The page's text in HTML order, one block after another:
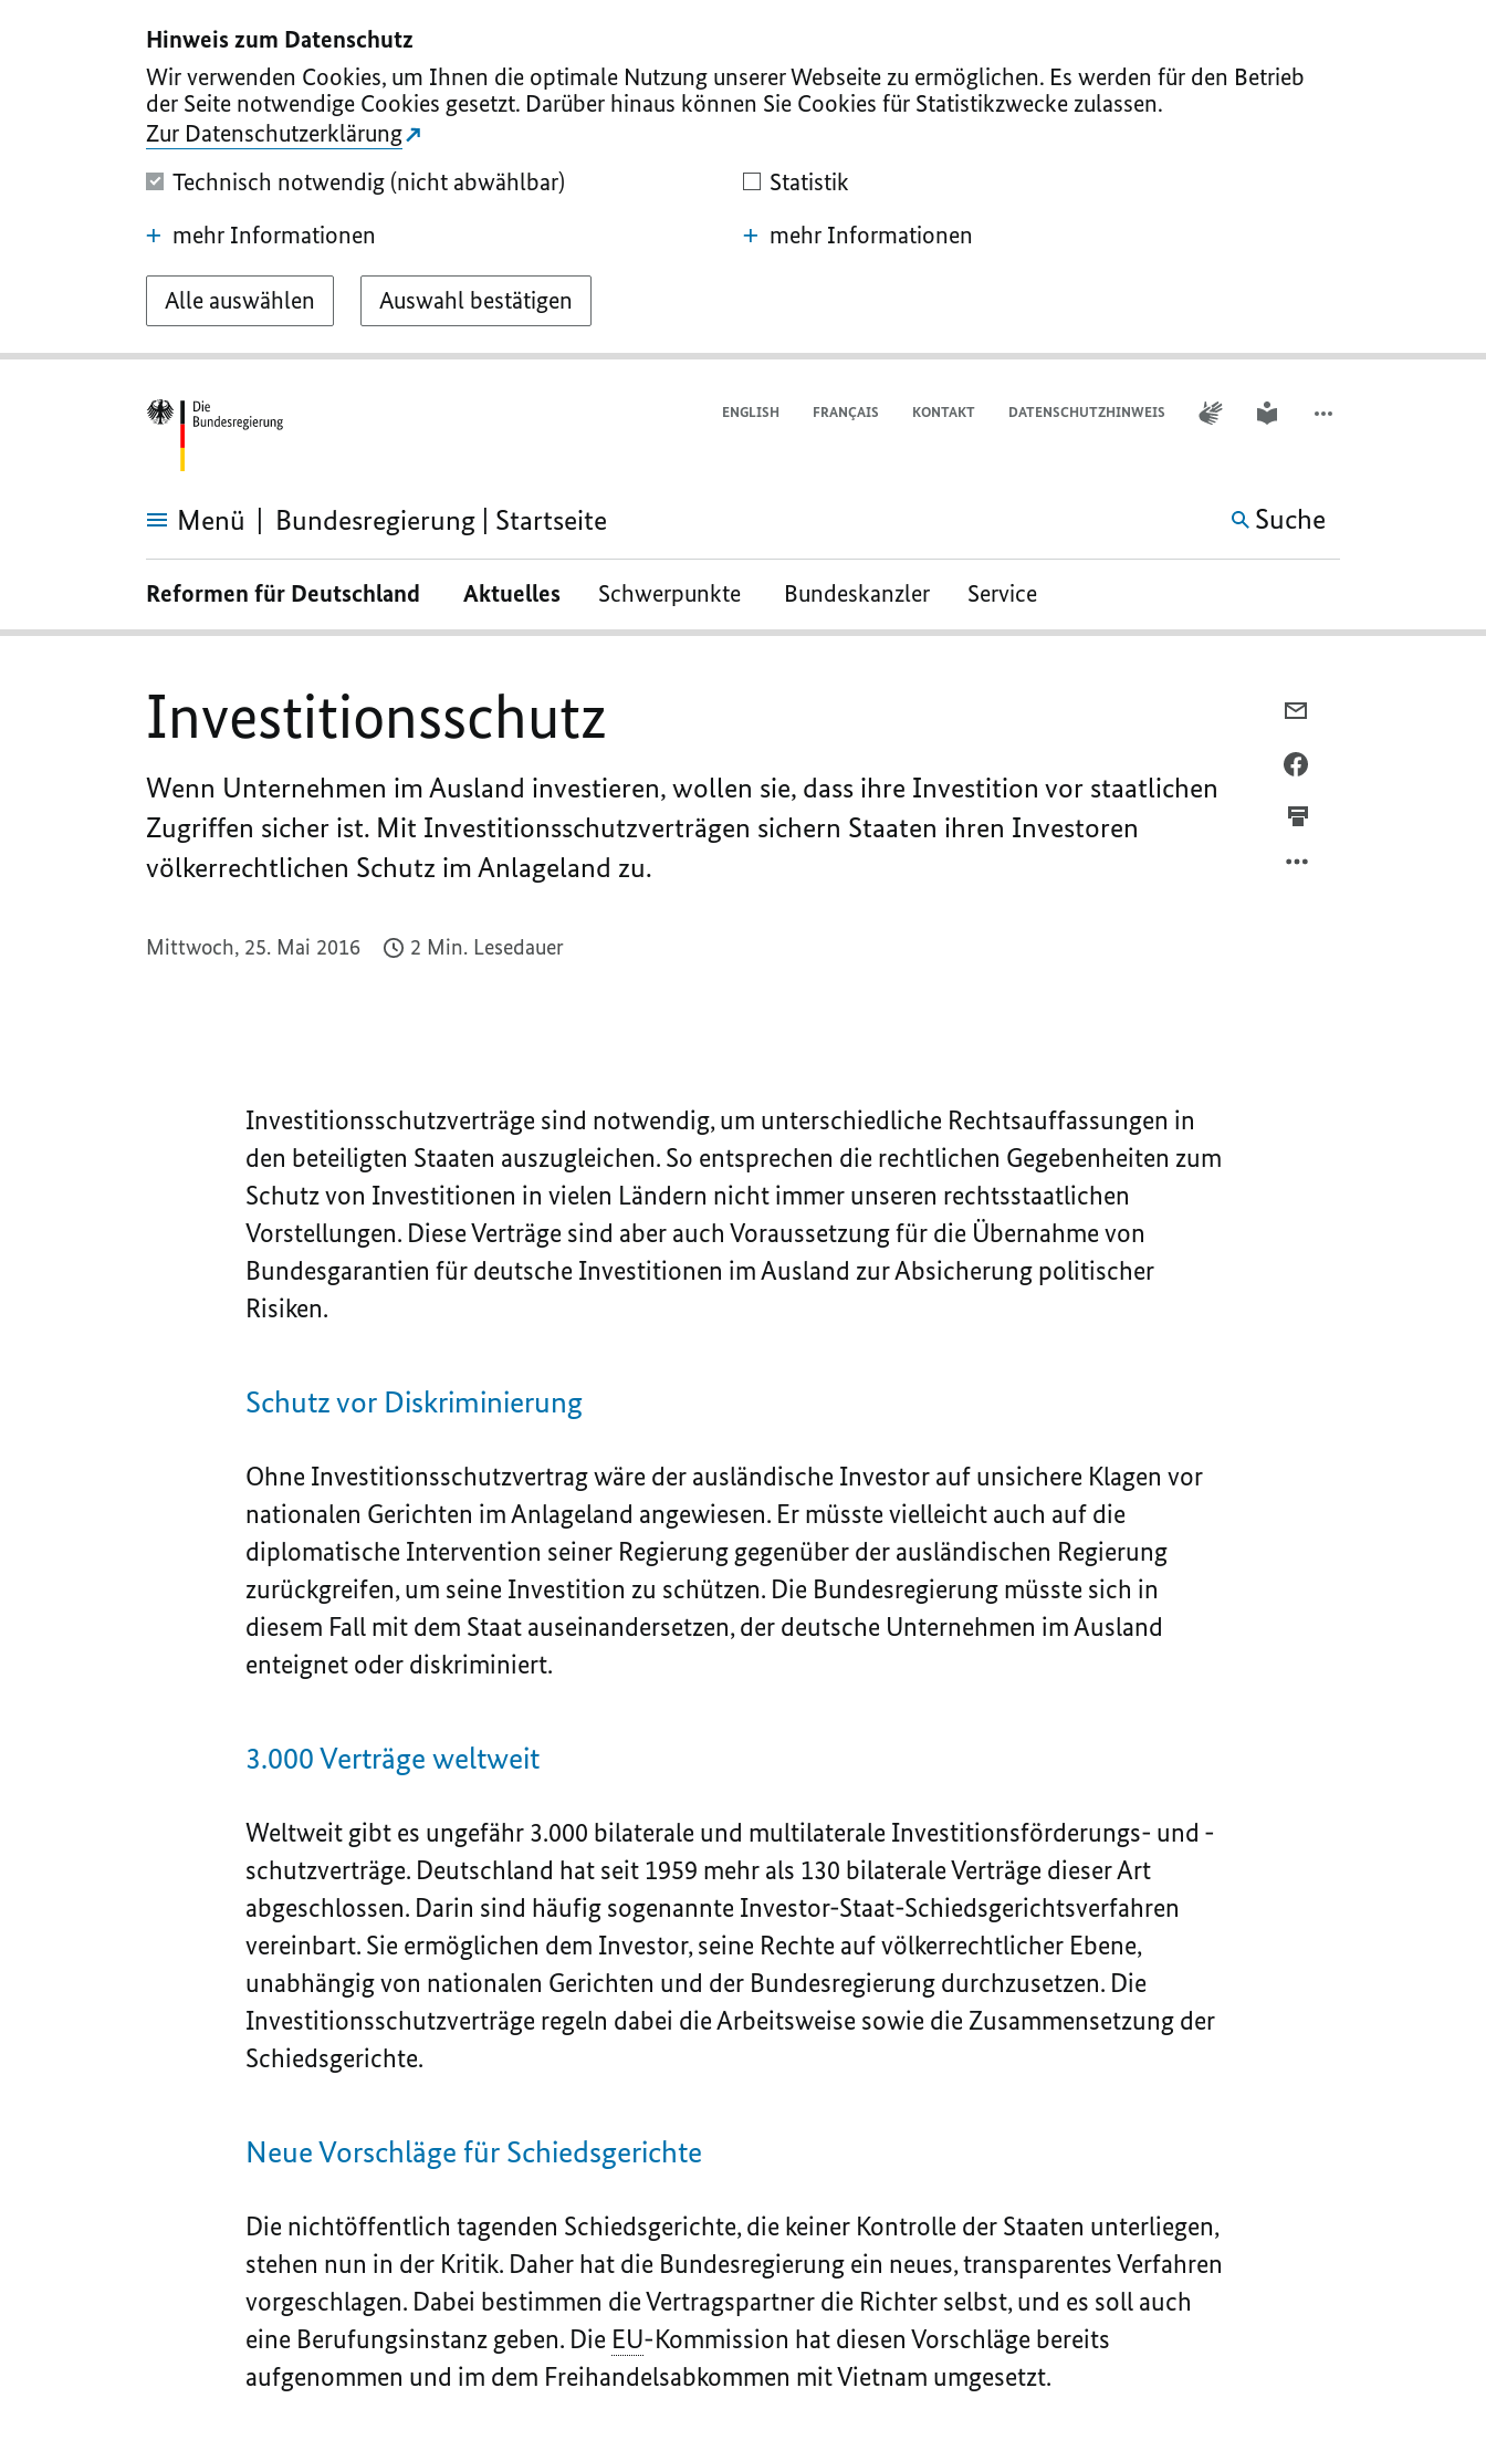
Hinweis zum Datenschutz
Wir verwenden Cookies, um Ihnen die optimale Nutzung unserer Webseite zu ermöglichen. Es werden für den Betrieb
der Seite notwendige Cookies gesetzt. Darüber hinaus können Sie Cookies für Statistikzwecke zulassen.
Zur Datenschutzerklärung
Technisch notwendig (nicht abwählbar)
mehr Informationen
Statistik
mehr Informationen
Alle auswählen Auswahl bestätigen
ENGLISH FRANÇAIS KONTAKT DATENSCHUTZHINWEIS GEBÄRDENSPRACHE
LEICHTE SPRACHE
Menü Bundesregierung | Startseite Suche
Investitionsschutz
Reformen für Deutschland Aktuelles Schwerpunkte Bundeskanzler Service
Investitionsschutz
Wenn Unternehmen im Ausland investieren, wollen sie, dass ihre Investition vor staatlichen
Zugriffen sicher ist. Mit Investitionsschutzverträgen sichern Staaten ihren Investoren
völkerrechtlichen Schutz im Anlageland zu.
Mittwoch, 25. Mai 2016 2 Min. Lesedauer
Investitionsschutzverträge sind notwendig, um unterschiedliche Rechtsauffassungen in
den beteiligten Staaten auszugleichen. So entsprechen die rechtlichen Gegebenheiten zum
Schutz von Investitionen in vielen Ländern nicht immer unseren rechtsstaatlichen
Vorstellungen. Diese Verträge sind aber auch Voraussetzung für die Übernahme von
Bundesgarantien für deutsche Investitionen im Ausland zur Absicherung politischer
Risiken.
Schutz vor Diskriminierung
Ohne Investitionsschutzvertrag wäre der ausländische Investor auf unsichere Klagen vor
nationalen Gerichten im Anlageland angewiesen. Er müsste vielleicht auch auf die
diplomatische Intervention seiner Regierung gegenüber der ausländischen Regierung
zurückgreifen, um seine Investition zu schützen. Die Bundesregierung müsste sich in
diesem Fall mit dem Staat auseinandersetzen, der deutsche Unternehmen im Ausland
enteignet oder diskriminiert.
3.000 Verträge weltweit
Weltweit gibt es ungefähr 3.000 bilaterale und multilaterale Investitionsförderungs- und -
schutzverträge. Deutschland hat seit 1959 mehr als 130 bilaterale Verträge dieser Art
abgeschlossen. Darin sind häufig sogenannte Investor-Staat-Schiedsgerichtsverfahren
vereinbart. Sie ermöglichen dem Investor, seine Rechte auf völkerrechtlicher Ebene,
unabhängig von nationalen Gerichten und der Bundesregierung durchzusetzen. Die
Investitionsschutzverträge regeln dabei die Arbeitsweise sowie die Zusammensetzung der
Schiedsgerichte.
Neue Vorschläge für Schiedsgerichte
Die nichtöffentlich tagenden Schiedsgerichte, die keiner Kontrolle der Staaten unterliegen,
stehen nun in der Kritik. Daher hat die Bundesregierung ein neues, transparentes Verfahren
vorgeschlagen. Dabei bestimmen die Vertragspartner die Richter selbst, und es soll auch
eine Berufungsinstanz geben. Die EU-Kommission hat diesen Vorschläge bereits
aufgenommen und im dem Freihandelsabkommen mit Vietnam umgesetzt.